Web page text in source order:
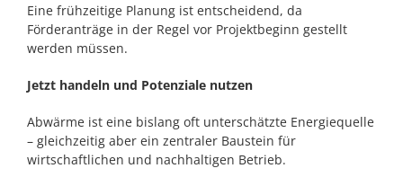
Eine frühzeitige Planung ist entscheidend, da
Förderanträge in der Regel vor Projektbeginn gestellt
werden müssen.
Jetzt handeln und Potenziale nutzen
Abwärme ist eine bislang oft unterschätzte Energiequelle
– gleichzeitig aber ein zentraler Baustein für
wirtschaftlichen und nachhaltigen Betrieb.